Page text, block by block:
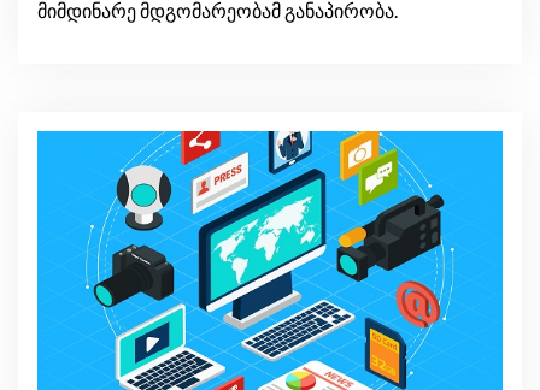
მიმდინარე მდგომარეობამ განაპირობა.